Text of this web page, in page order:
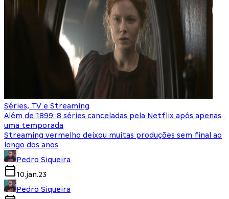
Séries, TV e Streaming
Além de 1899: 8 séries canceladas pela Netflix após apenas
uma temporada
Streaming vermelho deixou muitas produções sem final ao
longo dos anos
Pedro Siqueira
10.jan.23
Pedro Siqueira